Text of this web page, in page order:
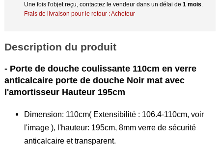
Une fois l'objet reçu, contactez le vendeur dans un délai de1 mois
Frais de livraison pour le retour : Acheteur
Description du produit
- Porte de douche coulissante 110cm en verre
anticalcaire porte de douche Noir mat avec
l'amortisseur Hauteur 195cm
Dimension: 110cm( Extensibilité : 106.4-110cm, voir
l'image ), l'hauteur: 195cm, 8mm verre de sécurité
anticalcaire et transparent.